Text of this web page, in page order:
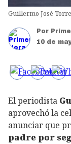
Guillermo José
Por
10 de
El periodista
aprovechó la
anunciar que
padre por